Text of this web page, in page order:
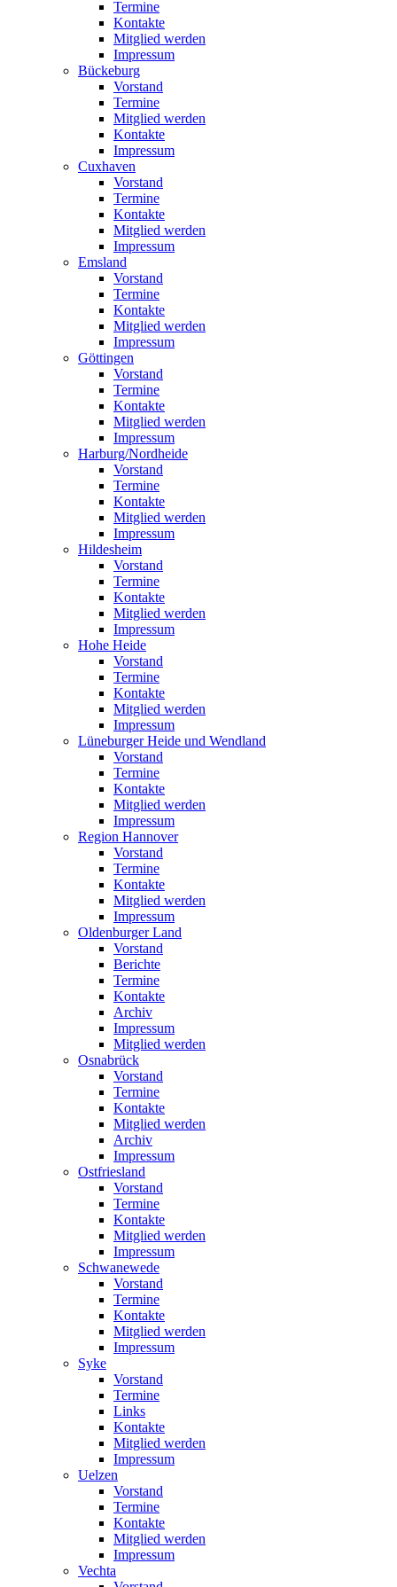
Termine
Kontakte
Mitglied werden
Impressum
Bückeburg
Vorstand
Termine
Mitglied werden
Kontakte
Impressum
Cuxhaven
Vorstand
Termine
Kontakte
Mitglied werden
Impressum
Emsland
Vorstand
Termine
Kontakte
Mitglied werden
Impressum
Göttingen
Vorstand
Termine
Kontakte
Mitglied werden
Impressum
Harburg/Nordheide
Vorstand
Termine
Kontakte
Mitglied werden
Impressum
Hildesheim
Vorstand
Termine
Kontakte
Mitglied werden
Impressum
Hohe Heide
Vorstand
Termine
Kontakte
Mitglied werden
Impressum
Lüneburger Heide und Wendland
Vorstand
Termine
Kontakte
Mitglied werden
Impressum
Region Hannover
Vorstand
Termine
Kontakte
Mitglied werden
Impressum
Oldenburger Land
Vorstand
Berichte
Termine
Kontakte
Archiv
Impressum
Mitglied werden
Osnabrück
Vorstand
Termine
Kontakte
Mitglied werden
Archiv
Impressum
Ostfriesland
Vorstand
Termine
Kontakte
Mitglied werden
Impressum
Schwanewede
Vorstand
Termine
Kontakte
Mitglied werden
Impressum
Syke
Vorstand
Termine
Links
Kontakte
Mitglied werden
Impressum
Uelzen
Vorstand
Termine
Kontakte
Mitglied werden
Impressum
Vechta